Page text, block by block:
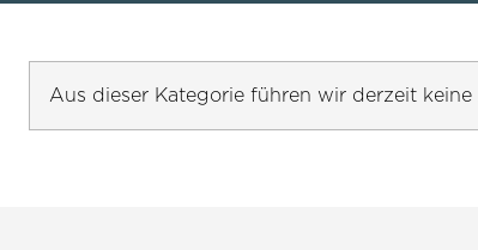
Aus dieser Kategorie führen wir derzeit